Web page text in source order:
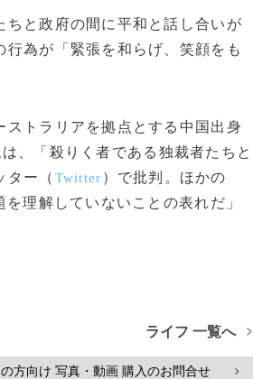
と政府の間に平和と話し合いが
為が「緊張を和らげ、笑顔をも
トラリアを拠点とする中国出身
は、「殺りく者である独裁者たちと
ター（ Twitter ）で批判。ほかの
理解していないことの表れだ」
ライフ 一覧へ >
方向け 写真・動画 購入のお問合せ >